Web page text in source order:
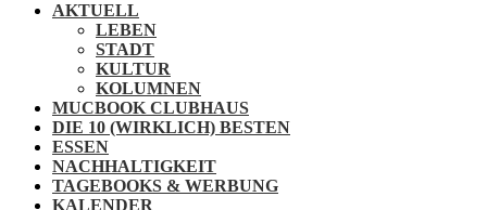
AKTUELL
LEBEN
STADT
KULTUR
KOLUMNEN
MUCBOOK CLUBHAUS
DIE 10 (WIRKLICH) BESTEN
ESSEN
NACHHALTIGKEIT
TAGEBOOKS & WERBUNG
KALENDER